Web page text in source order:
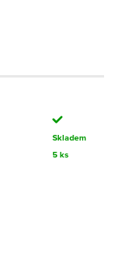
Skladem
5 ks